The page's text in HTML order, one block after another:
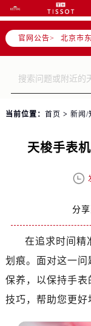
官网公告>
2026年
2026年
当前位置： 首页 > 新闻/
天梭手表
分
在追求时间精
划痕。面对这一
保养，以保持手
技巧，帮助您更好